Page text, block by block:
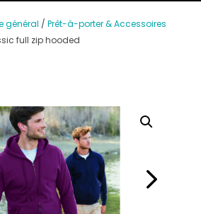
général / Prêt-à-porter & Accessoires
full zip hooded